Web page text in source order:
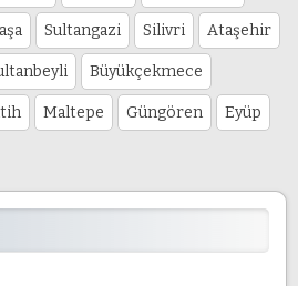
Sultangazi Silivri Ataşehir
Büyükçekmece
Maltepe Güngören Eyüp